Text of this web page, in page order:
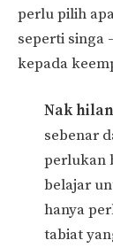
perlu pilih
seperti singa
kepada
Nak
sebenar
perlukan
belajar
hanya
tabiat